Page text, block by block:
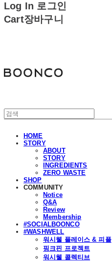
Log In 로그인
Cart장바구니
HOME
STORY
ABOUT
STORY
INGREDIENTS
ZERO WASTE
SHOP
COMMUNITY
Notice
Q&A
Review
Membership
#SOCIALBOONCO
#WASHWELL
워시웰 플레이스 & 피플
핑크핀 프로젝트
워시웰 콜렉티브